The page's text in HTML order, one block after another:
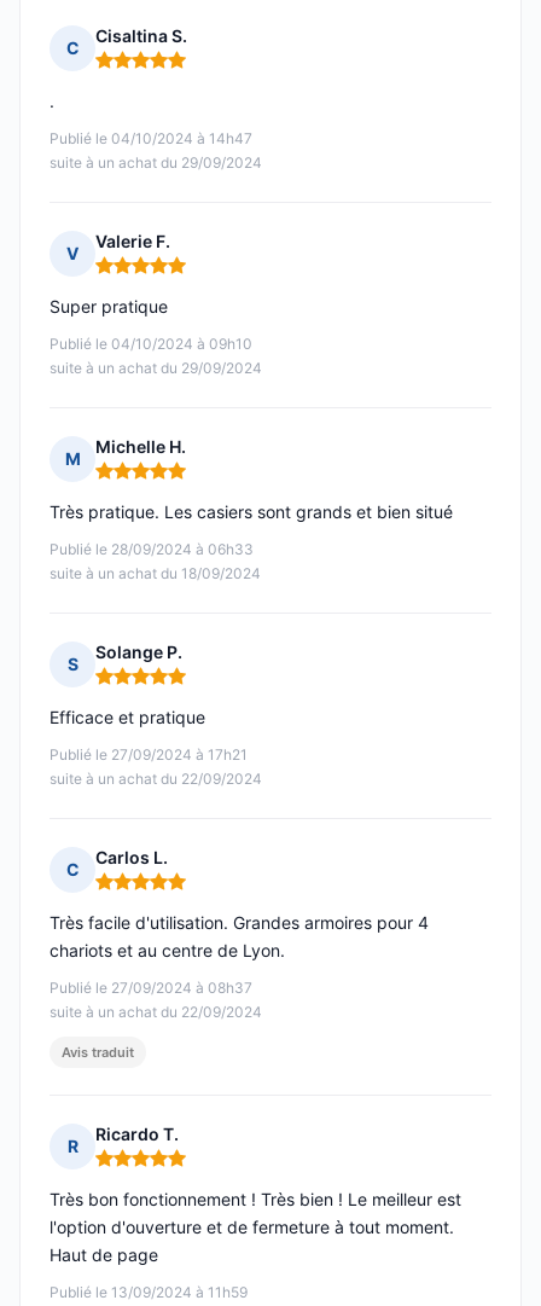
C
Cisaltina S.
Note : 5 sur 5
Publié le 04/10/2024 à 14h47
suite à un achat du 29/09/2024
.
V
Valerie F.
Note : 5 sur 5
Publié le 04/10/2024 à 09h10
suite à un achat du 29/09/2024
Super pratique
M
Michelle H.
Note : 5 sur 5
Publié le 28/09/2024 à 06h33
suite à un achat du 18/09/2024
Très pratique. Les casiers sont grands et bien situé
S
Solange P.
Note : 5 sur 5
Publié le 27/09/2024 à 17h21
suite à un achat du 22/09/2024
Efficace et pratique
C
Carlos L.
Note : 5 sur 5
Publié le 27/09/2024 à 08h37
suite à un achat du 22/09/2024
Très facile d'utilisation. Grandes armoires pour 4
chariots et au centre de Lyon.
Avis traduit
R
Ricardo T.
Note : 5 sur 5
Publié le 13/09/2024 à 11h59
Très bon fonctionnement ! Très bien ! Le meilleur est
l'option d'ouverture et de fermeture à tout moment.
Haut de page